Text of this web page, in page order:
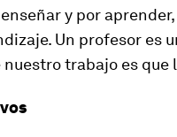
y por
Un profesor es
trabajo es